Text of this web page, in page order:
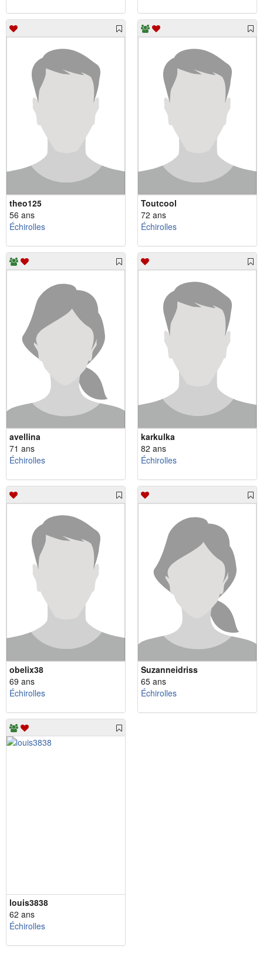
theo125
56 ans
Échirolles
Toutcool
72 ans
Échirolles
avellina
71 ans
Échirolles
karkulka
82 ans
Échirolles
obelix38
69 ans
Échirolles
Suzanneidriss
65 ans
Échirolles
louis3838
62 ans
Échirolles